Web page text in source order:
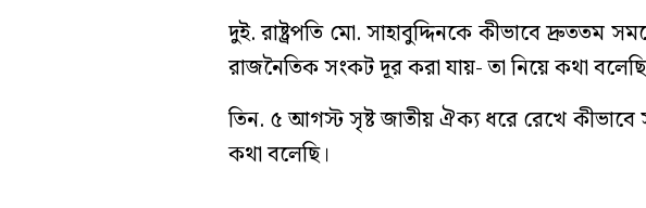
দুই. রাষ্ট্রপতি মো. সাহাবুদ্দিনকে কীভাবে দ্রুততম
রাজনৈতিক সংকট দূর করা যায়- তা নিয়ে কথা
তিন. ৫ আগস্ট সৃষ্ট জাতীয় ঐক্য ধরে রেখে কীভাবে
কথা বলেছি।